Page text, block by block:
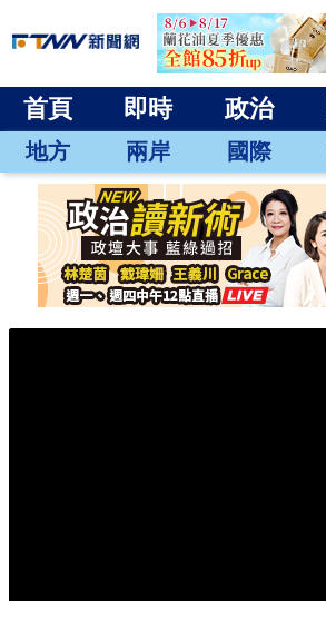
首頁 即時 政治
地方 兩岸 國際